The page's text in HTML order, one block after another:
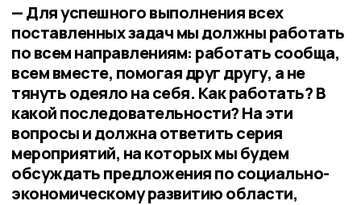
— Для успешного выполнения всех
поставленных задач мы должны работать
по всем направлениям: работать сообща,
всем вместе, помогая друг другу, а не
тянуть одеяло на себя. Как работать? В
какой последовательности? На эти
вопросы и должна ответить серия
мероприятий, на которых мы будем
обсуждать предложения по социально-
экономическому развитию области,